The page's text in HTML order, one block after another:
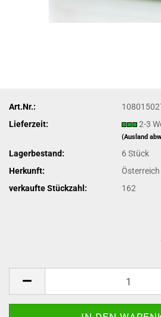
Art.Nr.:
Lieferzeit:
2-3
(Ausland
Lagerbestand: 6Stück
Herkunft:
Österreich
verkaufte Stückzahl:
162